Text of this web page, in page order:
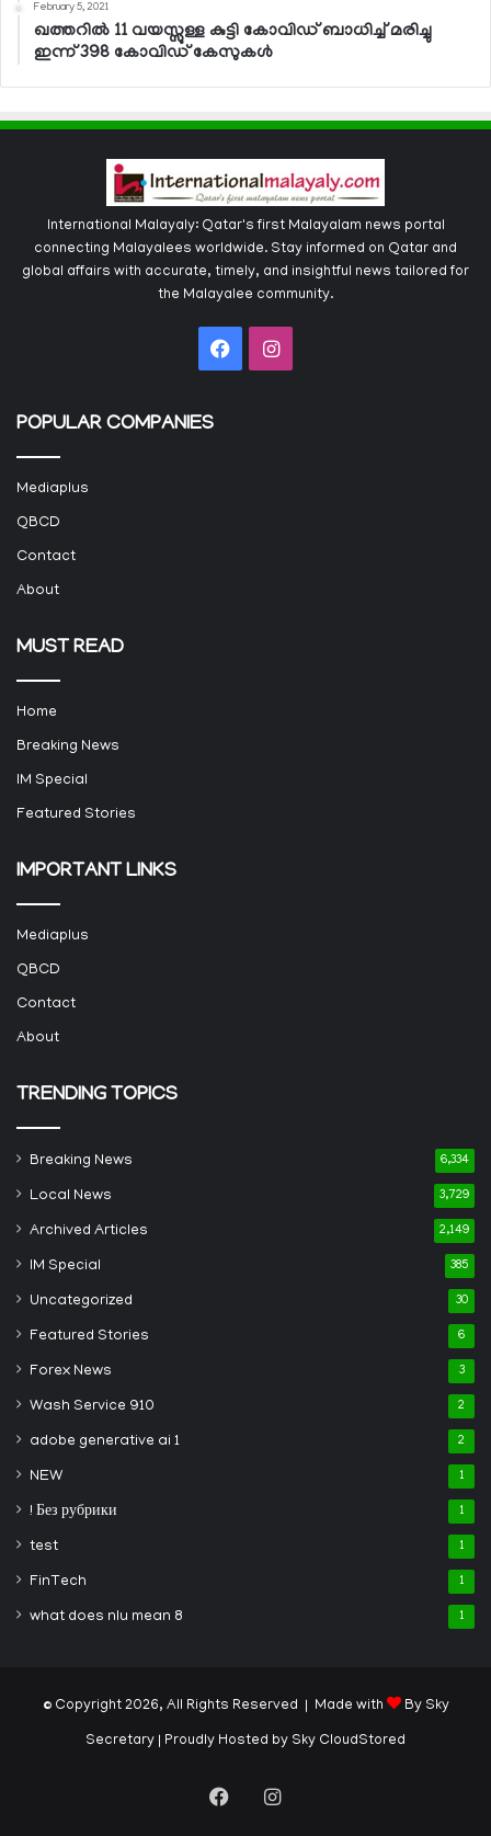
February 5, 2021
ഖത്തറില്‍ 11 വയസ്സുള്ള കുട്ടി കോവിഡ് ബാധിച്ച് മരിച്ചു
ഇന്ന് 398 കോവിഡ് കേസുകള്‍
International Malayaly: Qatar's first Malayalam news portal
connecting Malayalees worldwide. Stay informed on Qatar and
global affairs with accurate, timely, and insightful news tailored for
the Malayalee community.
FacebookInstagram
POPULAR COMPANIES
Mediaplus
QBCD
Contact
About
MUST READ
Home
Breaking News
IM Special
Featured Stories
IMPORTANT LINKS
Mediaplus
QBCD
Contact
About
TRENDING TOPICS
Breaking News 6,334
Local News 3,729
Archived Articles 2,149
IM Special 385
Uncategorized 30
Featured Stories 6
Forex News 3
Wash Service 910 2
adobe generative ai 1 2
NEW 1
! Без рубрики 1
test 1
FinTech 1
what does nlu mean 8 1
© Copyright 2026, All Rights Reserved | Made with By Sky
Secretary | Proudly Hosted by Sky CloudStored
FacebookInstagram